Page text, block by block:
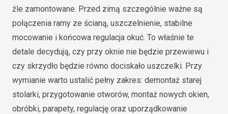
źle zamontowane. Przed zimą szczególnie ważne są
połączenia ramy ze ścianą, uszczelnienie, stabilne
mocowanie i końcowa regulacja okuć. To właśnie te
detale decydują, czy przy oknie nie będzie przewiewu i
czy skrzydło będzie równo dociskało uszczelki. Przy
wymianie warto ustalić pełny zakres: demontaż starej
stolarki, przygotowanie otworów, montaż nowych okien,
obróbki, parapety, regulację oraz uporządkowanie